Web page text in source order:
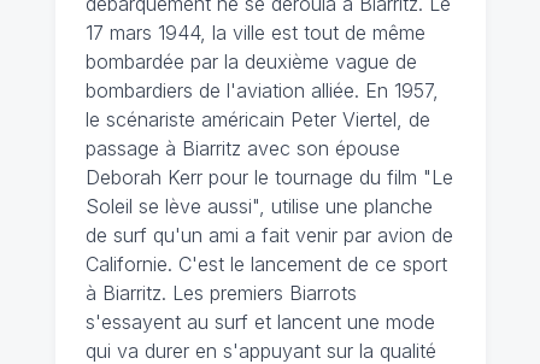
17 mars 1944, la ville est tout de même
bombardée par la deuxième vague de
bombardiers de l'aviation alliée. En 1957,
le scénariste américain Peter Viertel, de
passage à Biarritz avec son épouse
Deborah Kerr pour le tournage du film "Le
Soleil se lève aussi", utilise une planche
de surf qu'un ami a fait venir par avion de
Californie. C'est le lancement de ce sport
à Biarritz. Les premiers Biarrots
s'essayent au surf et lancent une mode
qui va durer en s'appuyant sur la qualité